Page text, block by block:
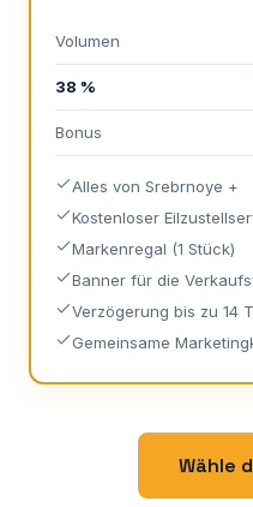
Volumen
38 %
Bonus
Alles von Srebrnoye +
Kostenloser
Markenregal (1 Stück)
Banner für die
Verzögerung bis zu 14
Gemeinsame
Wähle